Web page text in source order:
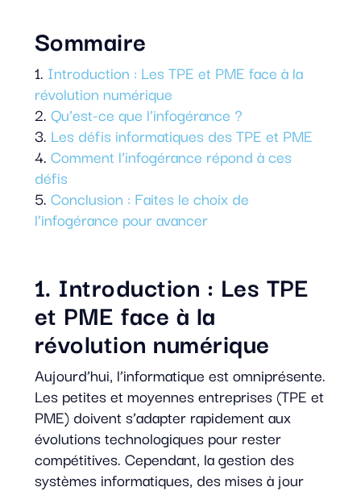
Sommaire
Introduction : Les TPE et PME face à la
révolution numérique
Qu’est-ce que l’infogérance ?
Les défis informatiques des TPE et PME
Comment l’infogérance répond à ces
défis
Conclusion : Faites le choix de
l’infogérance pour avancer
1. Introduction : Les TPE
et PME face à la
révolution numérique
Aujourd’hui, l’informatique est omniprésente.
Les petites et moyennes entreprises (TPE et
PME) doivent s’adapter rapidement aux
évolutions technologiques pour rester
compétitives. Cependant, la gestion des
systèmes informatiques, des mises à jour